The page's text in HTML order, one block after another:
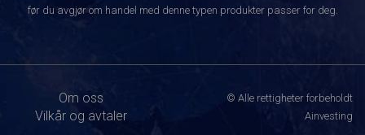
før du avgjør om handel med denne typen produkter passer for deg.
Om oss
Vilkår og avtaler
© Alle rettigheter forbeholdt
Ainvesting